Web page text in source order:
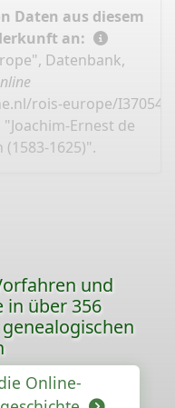
Daten aus diesem
an:
Datenbank,
rois-europe/
Ernest de
1625)".
und
in über 356
Online-